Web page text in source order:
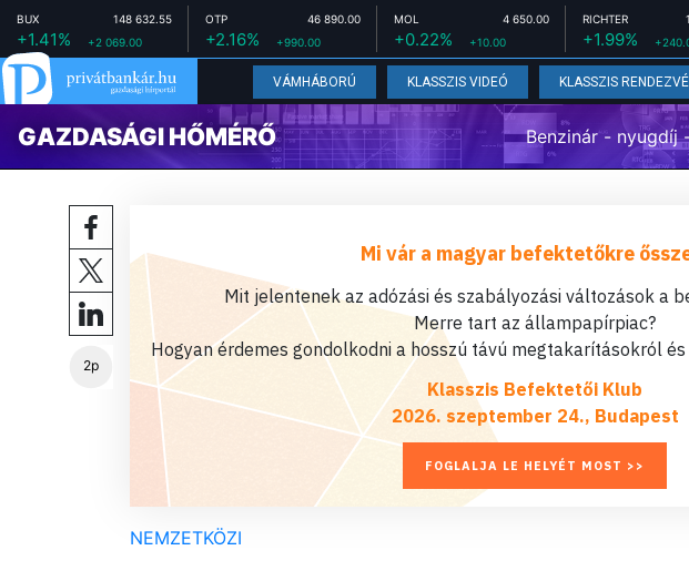
BUX 148 632.55
+1.41% +2 069.00
OTP 46 890.00
+2.16% +990.00
MOL 4 650.00
+0.22% +10.00
RICHTER
+1.99%
VÁMHÁBORÚ KLASSZIS VIDEÓ KLASSZIS
GAZDASÁGI HŐMÉRŐ Benzinár - nyugdíj
2p
Mi vár a magyar befektetőkre
Mit jelentenek az adózási és szabályozási változások a
Merre tart az állampapírpiac?
Hogyan érdemes gondolkodni a hosszú távú megtakarításokról
Klasszis Befektetői Klub
2026. szeptember 24., Budapest
FOGLALJA LE HELYÉT MOST >>
NEMZETKÖZI